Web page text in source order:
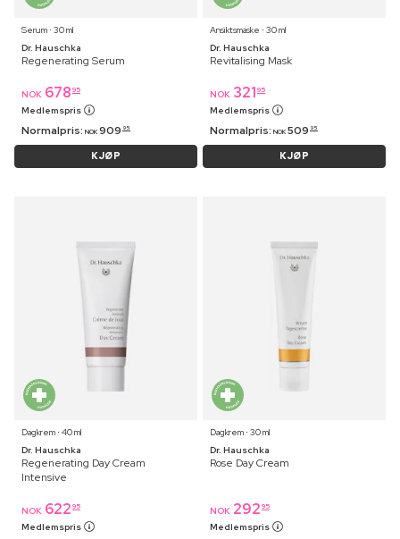
Serum ⋅ 30 ml
Dr. Hauschka
Regenerating Serum
NOK 678 95
Medlemspris
Normalpris: NOK 909 95
KJØP
Ansiktsmaske ⋅ 30 ml
Dr. Hauschka
Revitalising Mask
NOK 321 95
Medlemspris
Normalpris: NOK 509 95
KJØP
Dagkrem ⋅ 40 ml
Dr. Hauschka
Regenerating Day Cream
Intensive
NOK 622 95
Medlemspris
Dagkrem ⋅ 30 ml
Dr. Hauschka
Rose Day Cream
NOK 292 95
Medlemspris